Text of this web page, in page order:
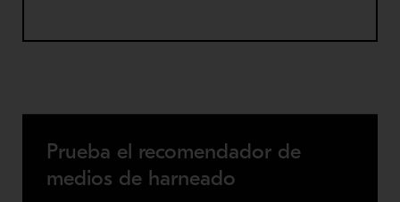
Prueba el recomendador de
medios de harneado